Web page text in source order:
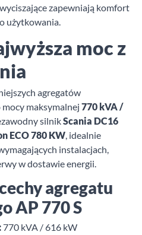
zapewniają komfort
użytkowania.
moc z
agregatów
maksymalnej 770 kVA /
silnikScania DC16
ECO 780 KW, idealnie
instalacjach,
w dostawie energii.
agregatu
AP 770 S
770 kVA / 616 kW